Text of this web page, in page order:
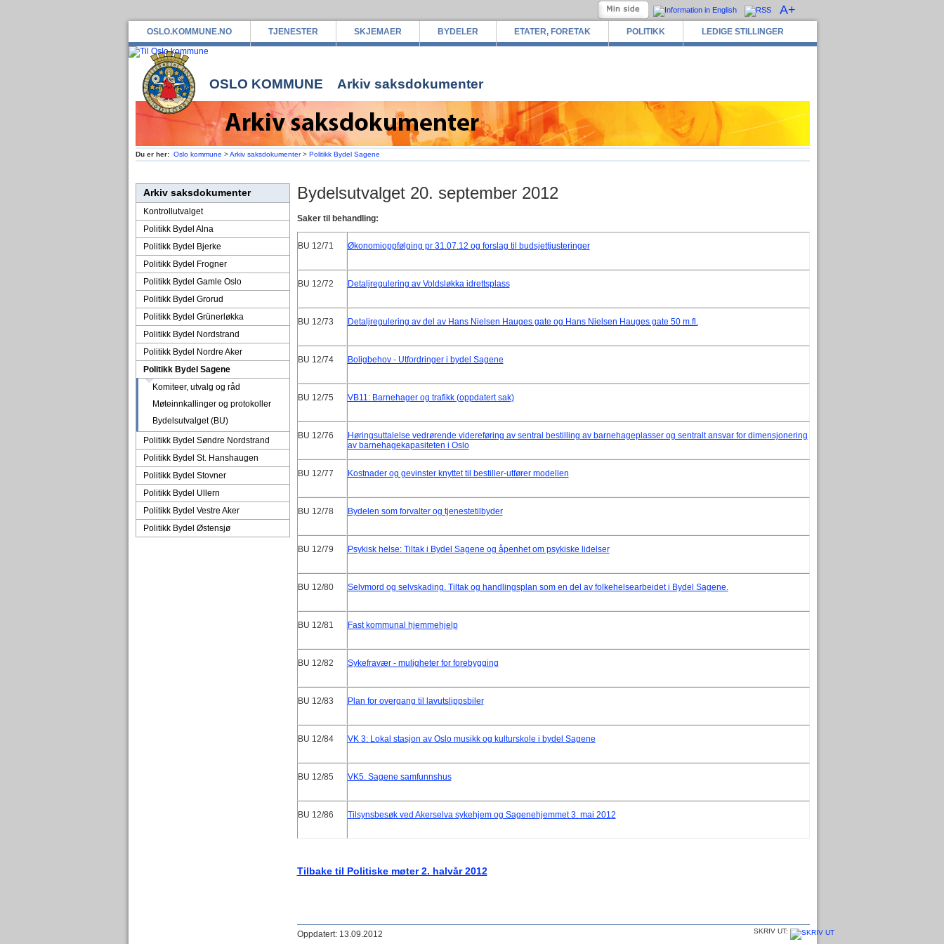
OSLO.KOMMUNE.NO TJENESTER SKJEMAER BYDELER ETATER, FORETAK POLITIKK LEDIGE STILLINGER
A+
OSLO KOMMUNE Arkiv saksdokumenter
Du er her: Oslo kommune >Arkiv saksdokumenter> Politikk Bydel Sagene
Arkiv saksdokumenter
Kontrollutvalget
Politikk Bydel Alna
Politikk Bydel Bjerke
Politikk Bydel Frogner
Politikk Bydel Gamle Oslo
Politikk Bydel Grorud
Politikk Bydel Grünerløkka
Politikk Bydel Nordstrand
Politikk Bydel Nordre Aker
Politikk Bydel Sagene
Komiteer, utvalg og råd
Møteinnkallinger og protokoller
Bydelsutvalget (BU)
Politikk Bydel Søndre Nordstrand
Politikk Bydel St. Hanshaugen
Politikk Bydel Stovner
Politikk Bydel Ullern
Politikk Bydel Vestre Aker
Politikk Bydel Østensjø
Bydelsutvalget 20. september 2012
Saker til behandling:
BU 12/71 Økonomioppfølging pr 31.07.12 og forslag til budsjettjusteringer
BU 12/72 Detaljregulering av Voldsløkka idrettsplass
BU 12/73 Detaljregulering av del av Hans Nielsen Hauges gate og Hans Nielsen Hauges gate 50 m.fl.
BU 12/74 Boligbehov - Utfordringer i bydel Sagene
BU 12/75 VB11: Barnehager og trafikk (oppdatert sak)
BU 12/76
Høringsuttalelse vedrørende videreføring av sentral bestilling av barnehageplasser og sentralt ansvar for dimensjonering
av barnehagekapasiteten i Oslo
BU 12/77 Kostnader og gevinster knyttet til bestiller-utfører modellen
BU 12/78 Bydelen som forvalter og tjenestetilbyder
BU 12/79 Psykisk helse: Tiltak i Bydel Sagene og åpenhet om psykiske lidelser
BU 12/80 Selvmord og selvskading. Tiltak og handlingsplan som en del av folkehelsearbeidet i Bydel Sagene.
BU 12/81 Fast kommunal hjemmehjelp
BU 12/82 Sykefravær - muligheter for forebygging
BU 12/83 Plan for overgang til lavutslippsbiler
BU 12/84 VK 3: Lokal stasjon av Oslo musikk og kulturskole i bydel Sagene
BU 12/85 VK5. Sagene samfunnshus
BU 12/86 Tilsynsbesøk ved Akerselva sykehjem og Sagenehjemmet 3. mai 2012
Tilbake til Politiske møter 2. halvår 2012
Oppdatert: 13.09.2012 SKRIV UT: